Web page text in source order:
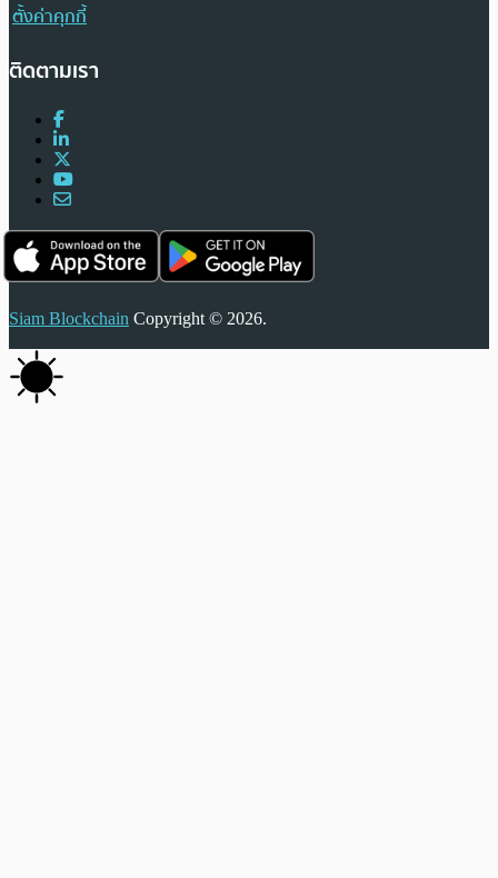
ตั้งค่าคุกกี้
ติดตามเรา
Siam Blockchain Copyright © 2026.